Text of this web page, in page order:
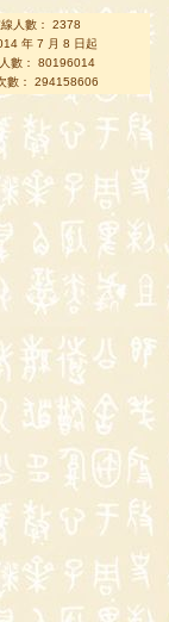
人數： 2378
年 7 月 8 日起
數： 80196014
數： 294158606